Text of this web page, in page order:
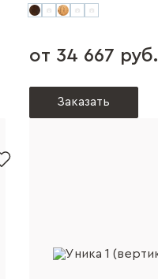
от 34 667 руб.
Заказать